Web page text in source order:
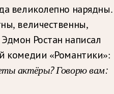
великолепно нарядны.
величественны,
Ростан написал
комедии «Романтики»:
актёры? Говорю вам: